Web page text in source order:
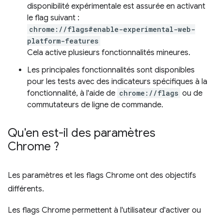
disponibilité expérimentale est assurée en activant
le flag suivant :
chrome://flags#enable-experimental-web-
platform-features
Cela active plusieurs fonctionnalités mineures.
Les principales fonctionnalités sont disponibles
pour les tests avec des indicateurs spécifiques à la
fonctionnalité, à l'aide de chrome://flags ou de
commutateurs de ligne de commande.
Qu'en est-il des paramètres
Chrome ?
Les paramètres et les flags Chrome ont des objectifs
différents.
Les flags Chrome permettent à l'utilisateur d'activer ou